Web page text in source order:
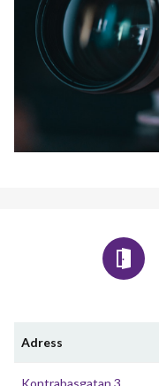
Adress
Kontrabasgatan 3